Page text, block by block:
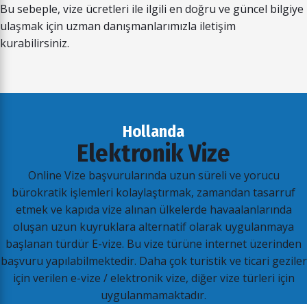
Bu sebeple, vize ücretleri ile ilgili en doğru ve güncel bilgiye
ulaşmak için uzman danışmanlarımızla iletişim
kurabilirsiniz.
Hollanda
Elektronik Vize
Online Vize başvurularında uzun süreli ve yorucu
bürokratik işlemleri kolaylaştırmak, zamandan tasarruf
etmek ve kapıda vize alınan ülkelerde havaalanlarında
oluşan uzun kuyruklara alternatif olarak uygulanmaya
başlanan türdür E-vize. Bu vize türüne internet üzerinden
başvuru yapılabilmektedir. Daha çok turistik ve ticari geziler
için verilen e-vize / elektronik vize, diğer vize türleri için
uygulanmamaktadır.